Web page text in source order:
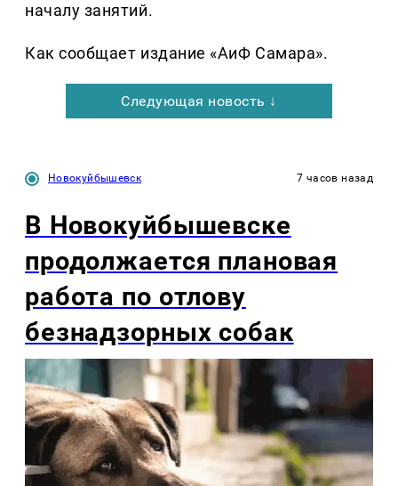
началу занятий.
Как сообщает издание «АиФ Самара».
Следующая новость ↓
Новокуйбышевск 7 часов назад
В Новокуйбышевске
продолжается плановая
работа по отлову
безнадзорных собак